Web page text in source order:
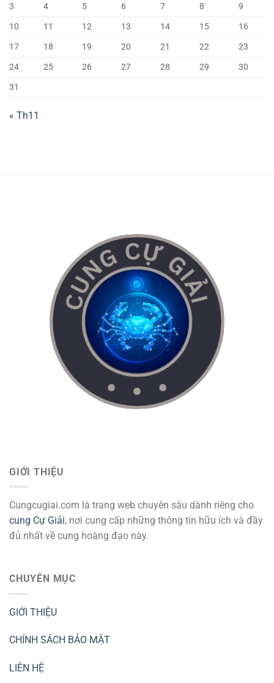
3
4 5 6 7 8
9
10
11 12 13 14 15
16
17
18 19 20 21 22
23
24
25 26 27 28 29
30
31
« Th11
GIỚI THIỆU
Cungcugiai.com là trang web chuyên sâu dành riêng cho
cung Cự Giải, nơi cung cấp những thông tin hữu ích và đầy
đủ nhất về cung hoàng đạo này.
CHUYÊN MỤC
GIỚI THIỆU
CHÍNH SÁCH BẢO MẬT
LIÊN HỆ